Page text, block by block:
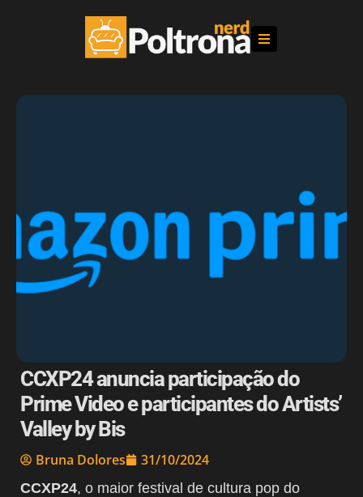
CCXP24 anuncia participação do
Prime Video e participantes do Artists’
Valley by Bis
Bruna Dolores 31/10/2024
CCXP24, o maior festival de cultura pop do